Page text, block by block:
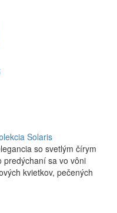
Solaris
so svetlým čírym
predýchaní sa vo vôni
kvietkov, pečených